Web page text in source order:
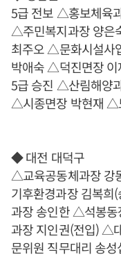
5급 전보 △홍보체육
△주민복지과장 양은
최주오 △문화시설사
박애숙 △덕진면장
5급 승진 △산림해양
△시종면장 박현재 △
◆ 대전 대덕구
△교육공동체과장 강
기후환경과장 김복
과장 송인한 △석봉
과장 지인권(전입) △
문위원 직무대리 송성